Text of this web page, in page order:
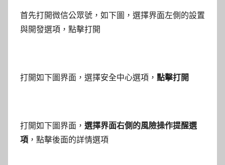
首先打開微信公眾號，如下圖，選擇界面左側的設置
與開發選項，點擊打開
打開如下圖界面，選擇安全中心選項， 點擊打開
打開如下圖界面， 選擇界面右側的風險操作提醒選
項 ，點擊後面的詳情選項